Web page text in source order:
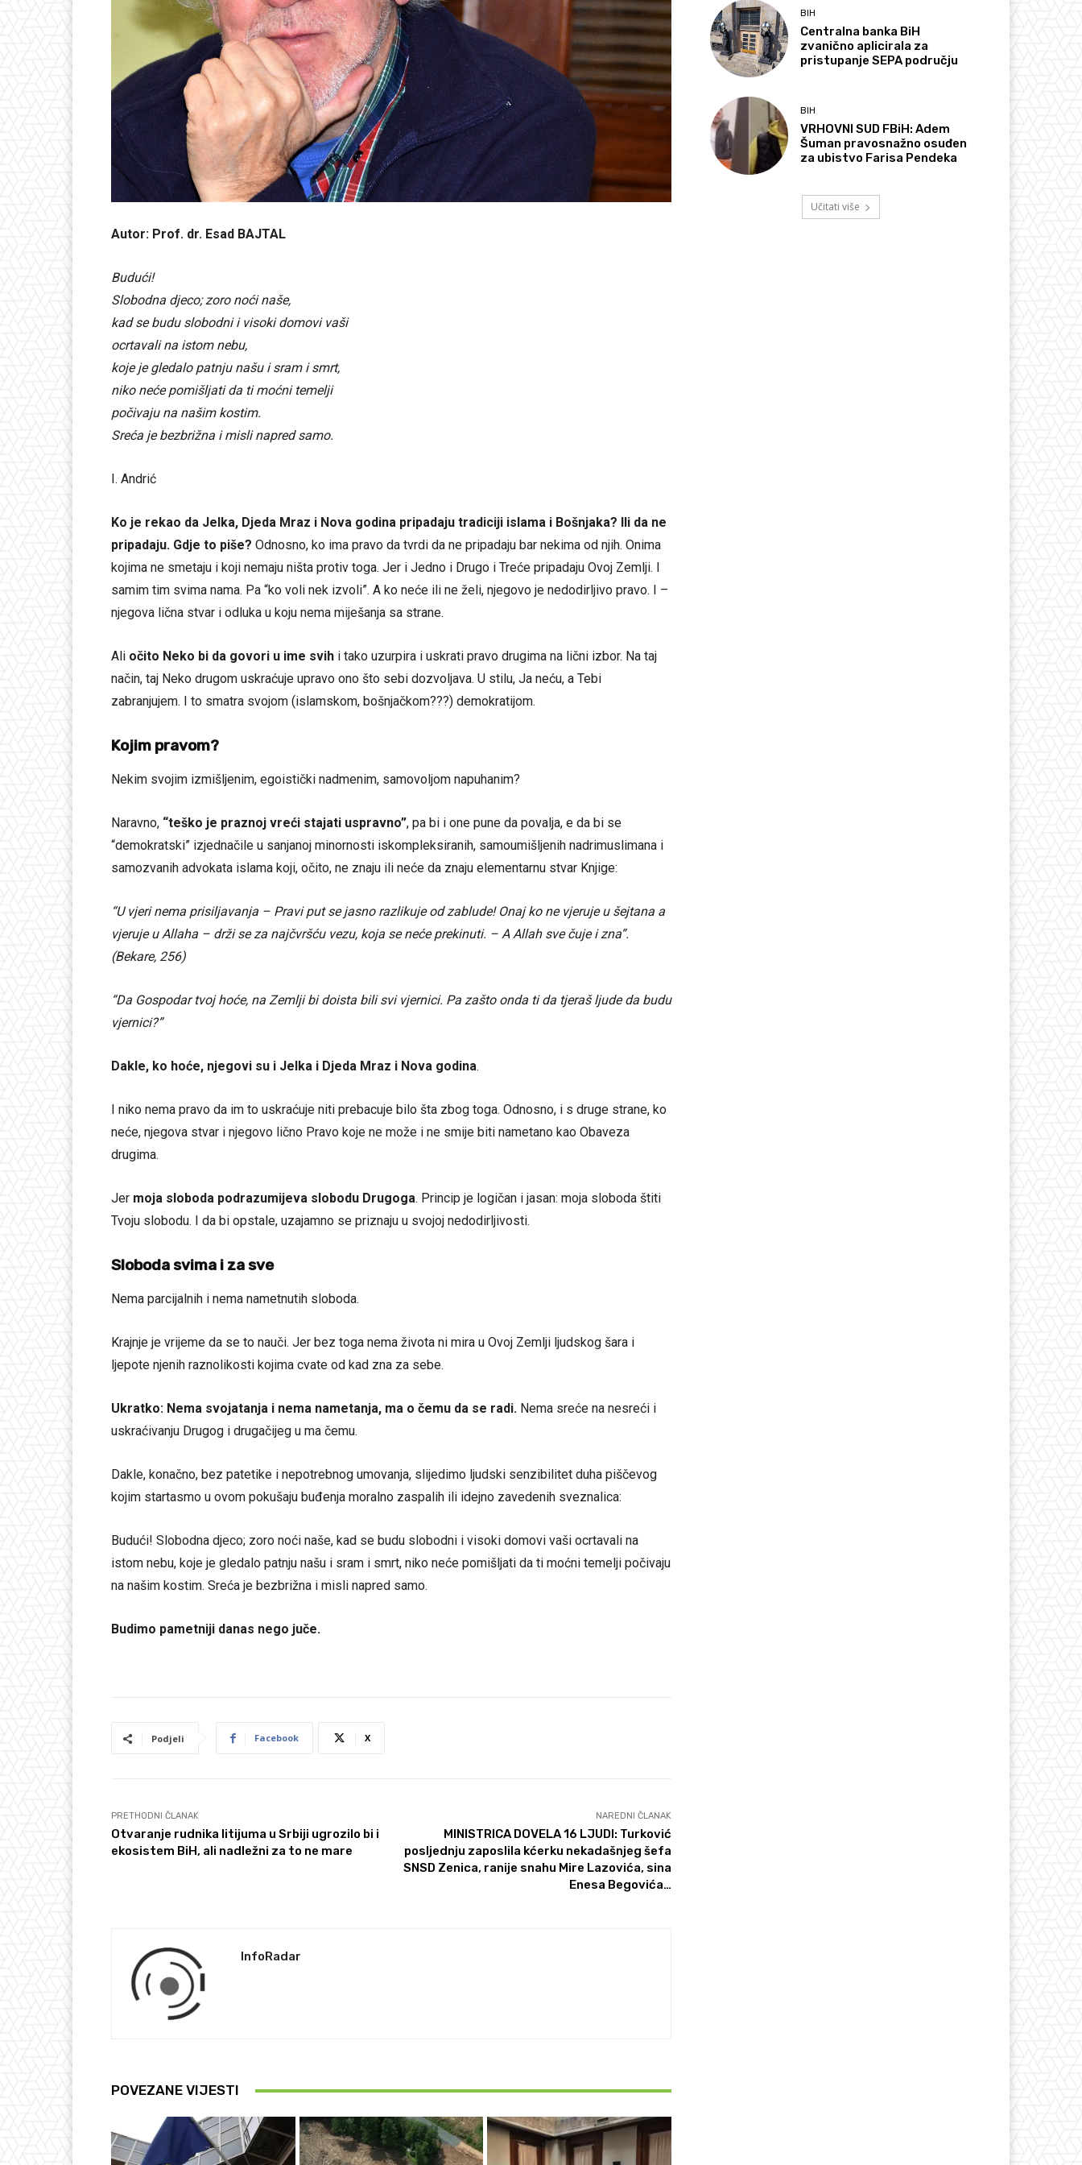
Autor: Prof. dr. Esad BAJTAL
Budući!
Slobodna djeco; zoro noći naše,
kad se budu slobodni i visoki domovi vaši
ocrtavali na istom nebu,
koje je gledalo patnju našu i sram i smrt,
niko neće pomišljati da ti moćni temelji
počivaju na našim kostim.
Sreća je bezbrižna i misli napred samo.
I. Andrić
Ko je rekao da Jelka, Djeda Mraz i Nova godina pripadaju tradiciji islama i Bošnjaka? Ili da ne
pripadaju. Gdje to piše? Odnosno, ko ima pravo da tvrdi da ne pripadaju bar nekima od njih. Onima
kojima ne smetaju i koji nemaju ništa protiv toga. Jer i Jedno i Drugo i Treće pripadaju Ovoj Zemlji. I
samim tim svima nama. Pa “ko voli nek izvoli”. A ko neće ili ne želi, njegovo je nedodirljivo pravo. I –
njegova lična stvar i odluka u koju nema miješanja sa strane.
Ali očito Neko bi da govori u ime svih i tako uzurpira i uskrati pravo drugima na lični izbor. Na taj
način, taj Neko drugom uskraćuje upravo ono što sebi dozvoljava. U stilu, Ja neću, a Tebi
zabranjujem. I to smatra svojom (islamskom, bošnjačkom???) demokratijom.
Kojim pravom?
Nekim svojim izmišljenim, egoistički nadmenim, samovoljom napuhanim?
Naravno, “teško je praznoj vreći stajati uspravno”, pa bi i one pune da povalja, e da bi se
“demokratski” izjednačile u sanjanoj minornosti iskompleksiranih, samoumišljenih nadrimuslimana i
samozvanih advokata islama koji, očito, ne znaju ili neće da znaju elementarnu stvar Knjige:
“U vjeri nema prisiljavanja – Pravi put se jasno razlikuje od zablude! Onaj ko ne vjeruje u šejtana a
vjeruje u Allaha – drži se za najčvršću vezu, koja se neće prekinuti. – A Allah sve čuje i zna”.
(Bekare, 256)
“Da Gospodar tvoj hoće, na Zemlji bi doista bili svi vjernici. Pa zašto onda ti da tjeraš ljude da budu
vjernici?”
Dakle, ko hoće, njegovi su i Jelka i Djeda Mraz i Nova godina.
I niko nema pravo da im to uskraćuje niti prebacuje bilo šta zbog toga. Odnosno, i s druge strane, ko
neće, njegova stvar i njegovo lično Pravo koje ne može i ne smije biti nametano kao Obaveza
drugima.
Jer moja sloboda podrazumijeva slobodu Drugoga. Princip je logičan i jasan: moja sloboda štiti
Tvoju slobodu. I da bi opstale, uzajamno se priznaju u svojoj nedodirljivosti.
Sloboda svima i za sve
Nema parcijalnih i nema nametnutih sloboda.
Krajnje je vrijeme da se to nauči. Jer bez toga nema života ni mira u Ovoj Zemlji ljudskog šara i
ljepote njenih raznolikosti kojima cvate od kad zna za sebe.
Ukratko: Nema svojatanja i nema nametanja, ma o čemu da se radi. Nema sreće na nesreći i
uskraćivanju Drugog i drugačijeg u ma čemu.
Dakle, konačno, bez patetike i nepotrebnog umovanja, slijedimo ljudski senzibilitet duha piščevog
kojim startasmo u ovom pokušaju buđenja moralno zaspalih ili idejno zavedenih sveznalica:
Budući! Slobodna djeco; zoro noći naše, kad se budu slobodni i visoki domovi vaši ocrtavali na
istom nebu, koje je gledalo patnju našu i sram i smrt, niko neće pomišljati da ti moćni temelji počivaju
na našim kostim. Sreća je bezbrižna i misli napred samo.
Budimo pametniji danas nego juče.
Podjeli Facebook X
PRETHODNI ČLANAK
Otvaranje rudnika litijuma u Srbiji ugrozilo bi i
ekosistem BiH, ali nadležni za to ne mare
NAREDNI ČLANAK
MINISTRICA DOVELA 16 LJUDI: Turković
posljednju zaposlila kćerku nekadašnjeg šefa
SNSD Zenica, ranije snahu Mire Lazovića, sina
Enesa Begovića…
InfoRadar
POVEZANE VIJESTI
BIH
Centralna banka BiH
zvanično aplicirala za
pristupanje SEPA području
BIH
VRHOVNI SUD FBiH: Adem
Šuman pravosnažno osuđen
za ubistvo Farisa Pendeka
Učitati više